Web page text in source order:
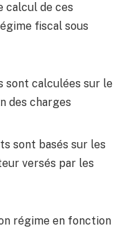
calcul de ces
fiscal sous
sont calculées sur le
des charges
sont basés sur les
versés par les
régime en fonction